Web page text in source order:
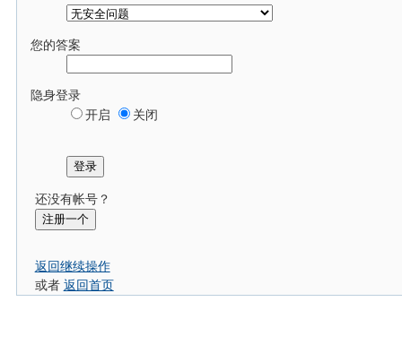
您的答案
隐身登录
开启
关闭
登录
还没有帐号？
注册一个
返回继续操作
或者 返回首页